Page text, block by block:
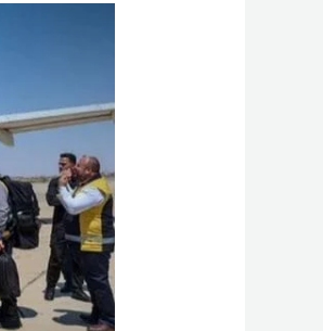
فنزويلا